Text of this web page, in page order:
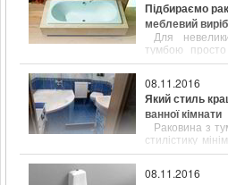
Підбираємо
меблевий виріб
Для
тумбою
виглядом.
08.11.2016
Який стиль
ванної кімнати
Раковина з
стилістику
підібрані
08.11.2016